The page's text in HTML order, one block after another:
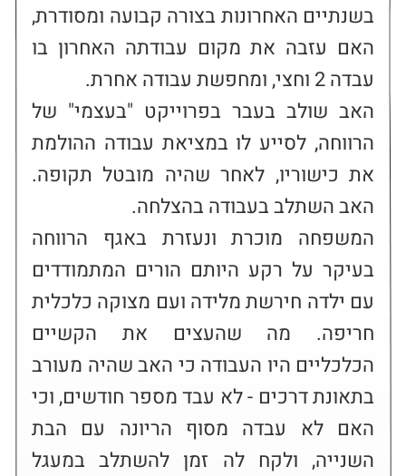
בשנתיים האחרונות בצורה קבועה ומסודרת,
האב שולב בעבר בפרוייקט "בעצמי" של
הרווחה, לסייע לו במציאת עבודה ההולמת
את כישוריו, לאחר שהיה מובטל תקופה.
המשפחה מוכרת ונעזרת באגף הרווחה
בעיקר על רקע היותם הורים המתמודדים
עם ילדה חירשת מלידה ועם מצוקה כלכלית
חריפה. מה שהעצים את הקשיים
הכלכליים היו העבודה כי האב שהיה מעורב
בתאונת דרכים - לא עבד מספר חודשים, וכי
האם לא עבדה מסוף הריונה עם הבת
השנייה, ולקח לה זמן להשתלב במעגל